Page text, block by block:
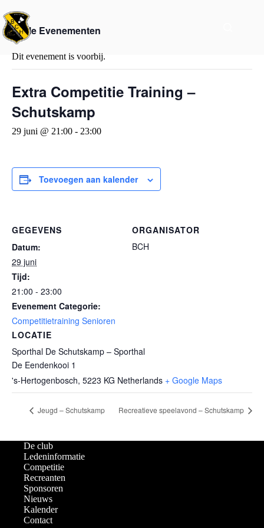
« Alle Evenementen
Dit evenement is voorbij.
Extra Competitie Training –
Schutskamp
29 juni @ 21:00 - 23:00
Toevoegen aan kalender
GEGEVENS
Datum:
29 juni
Tijd:
21:00 - 23:00
Evenement Categorie:
Competitietraining Senioren
LOCATIE
Sporthal De Schutskamp – Sporthal
De Eendenkooi 1
's-Hertogenbosch, 5223 KG Netherlands + Google Maps
ORGANISATOR
BCH
Jeugd – Schutskamp Recreatieve speelavond – Schutskamp
De club
Ledeninformatie
Competitie
Recreanten
Sponsoren
Nieuws
Kalender
Contact